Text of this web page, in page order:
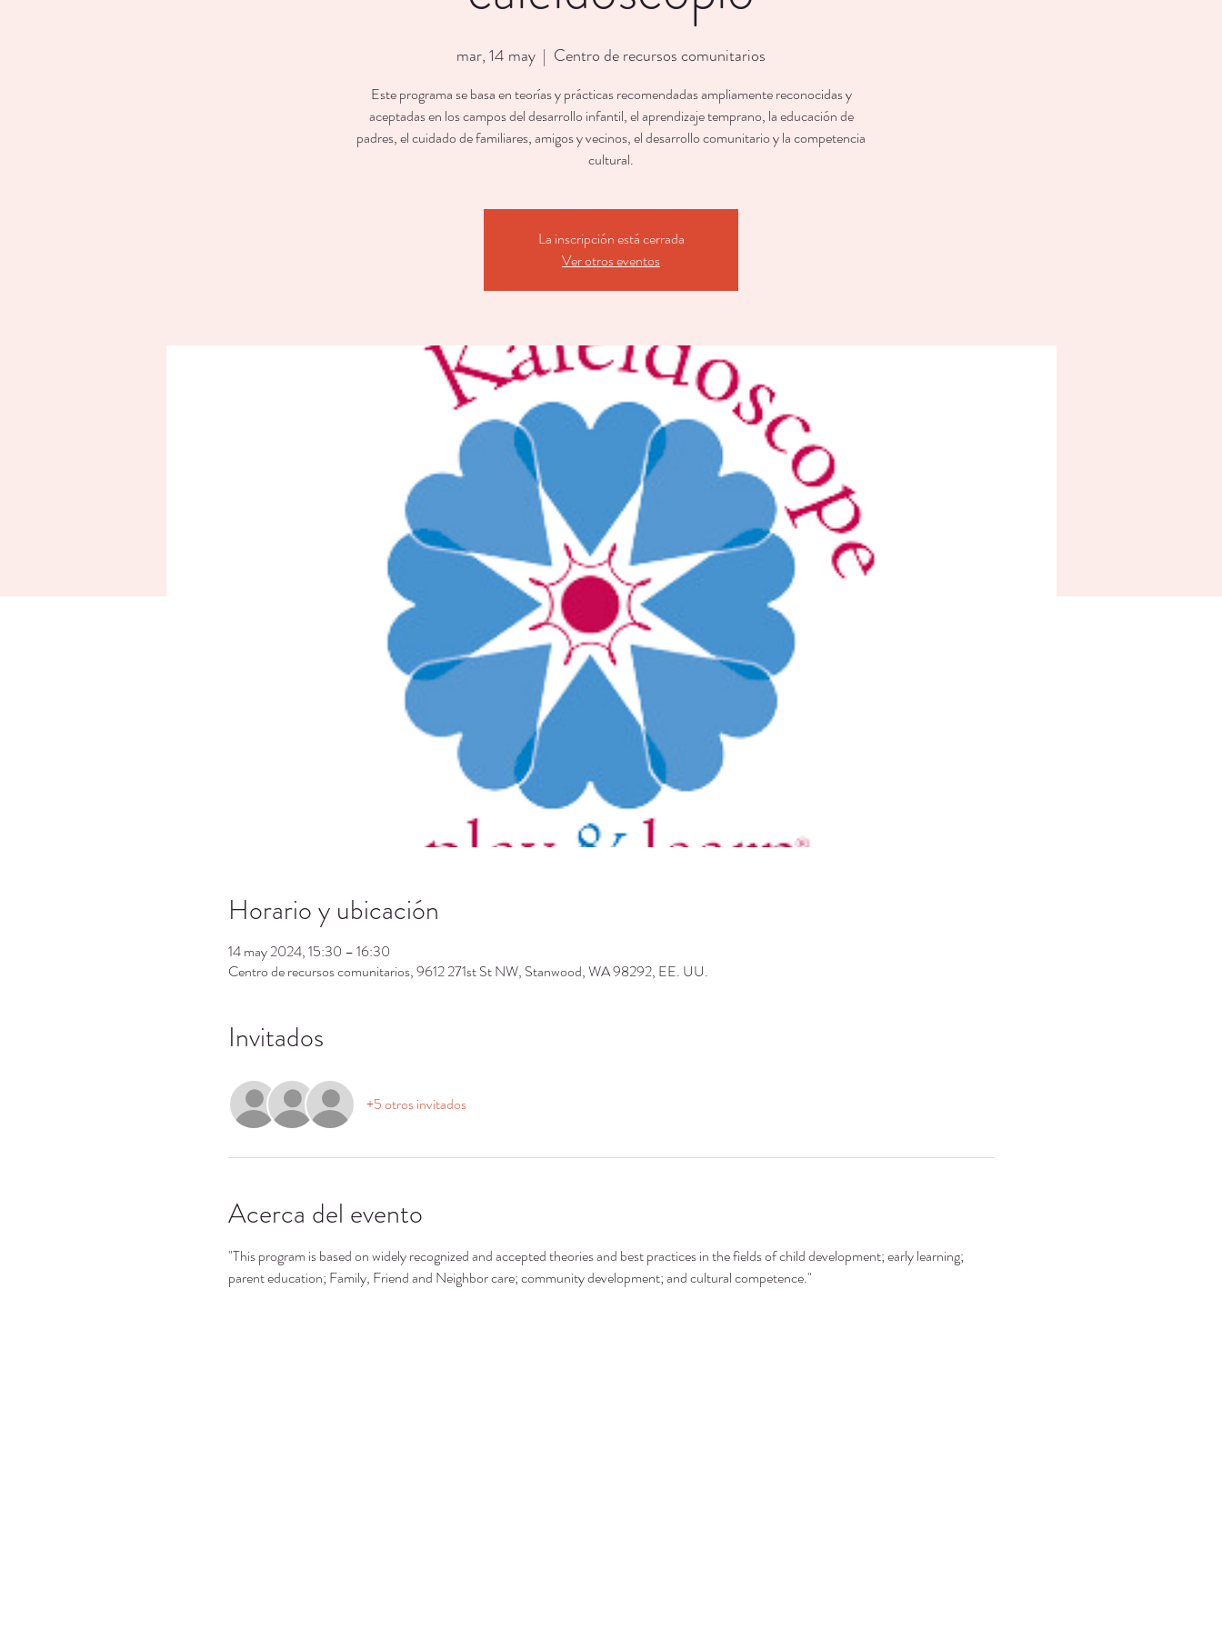
mar, 14 may
  |
Centro de recursos comunitarios
Este programa se basa en teorías y prácticas recomendadas ampliamente reconocidas y
aceptadas en los campos del desarrollo infantil, el aprendizaje temprano, la educación de
padres, el cuidado de familiares, amigos y vecinos, el desarrollo comunitario y la competencia
cultural.
La inscripción está cerrada
Ver otros eventos
Horario y ubicación
14 may 2024, 15:30 – 16:30
Centro de recursos comunitarios, 9612 271st St NW, Stanwood, WA 98292, EE. UU.
Invitados
+5 otros invitados
Acerca del evento
"This program is based on widely recognized and accepted theories and best practices in the fields of child development; early learning;
parent education; Family, Friend and Neighbor care; community development; and cultural competence."